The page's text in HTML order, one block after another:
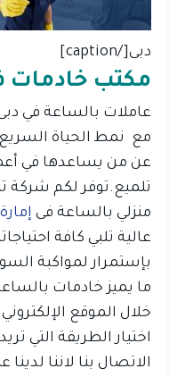
دبى[/caption]
مكتب خادمات
عاملات بالساعة في
مع نمط الحياة
عن من يساعدها في
تلميع.توفر لكم
منزلي بالساعة فى
عالية تلبي كافة
بإستمرار لمواكبة
ما يميز خادمات
خلال الموقع
اختيار الطريقة التي
الاتصال بنا لاننا